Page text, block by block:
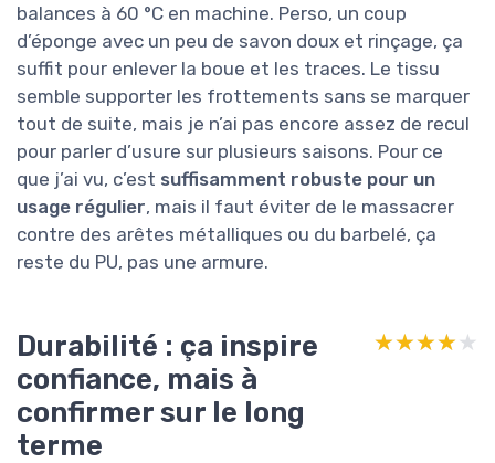
balances à 60 °C en machine. Perso, un coup
d’éponge avec un peu de savon doux et rinçage, ça
suffit pour enlever la boue et les traces. Le tissu
semble supporter les frottements sans se marquer
tout de suite, mais je n’ai pas encore assez de recul
pour parler d’usure sur plusieurs saisons. Pour ce
que j’ai vu, c’est suffisamment robuste pour un
usage régulier, mais il faut éviter de le massacrer
contre des arêtes métalliques ou du barbelé, ça
reste du PU, pas une armure.
Durabilité : ça inspire
confiance, mais à
confirmer sur le long
terme
★★★★★
★★★★★